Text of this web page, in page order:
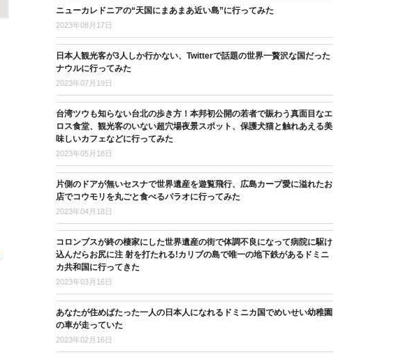
ニューカレドニアの“天国にまあまあ近い島”に行ってみた
2023年08月17日
日本人観光客が3人しか行かない、Twitterで話題の世界一贅沢な国だった
ナウルに行ってみた
2023年07月19日
台湾ツウも知らない台北の歩き方！本邦初公開の若者で賑わう真面目なエ
ロス食堂、観光客のいない超穴場夜景スポット、保護犬猫と触れあえる美
味しいカフェなどに行ってみた
2023年05月18日
片側のドアが無いセスナで世界遺産を遊覧飛行、広島カープ愛に溢れたお
店でコウモリを丸ごと食べるパラオに行ってみた
2023年04月18日
コロンブスが終の棲家にした世界遺産の街で体調不良になって病院に駆け
込んだらお尻に注 射を打たれる!カリブの島で唯一の地下鉄があるドミニ
カ共和国に行ってきた
2023年03月16日
あなたが住めばたった一人の日本人になれるドミニカ国でめいせい幼稚園
の車が走っていた
2023年02月16日